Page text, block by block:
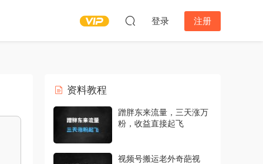
登录 注册
资料教程
蹭胖东来流量，三天涨万
粉，收益直接起飞
视频号搬运老外奇葩视